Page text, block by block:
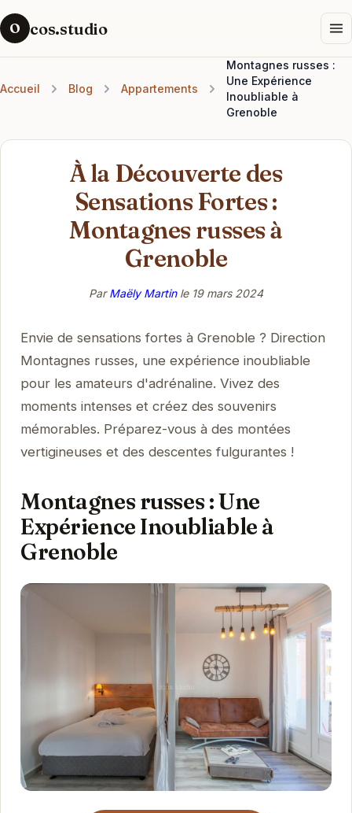
O cos.studio
Accueil Blog Appartements
Montagnes russes :
Une Expérience
Inoubliable à
Grenoble
À la Découverte des
Sensations Fortes :
Montagnes russes à
Grenoble
ParMaëly Martinle 19 mars 2024
Envie de sensations fortes à Grenoble ? Direction
Montagnes russes, une expérience inoubliable
pour les amateurs d'adrénaline. Vivez des
moments intenses et créez des souvenirs
mémorables. Préparez-vous à des montées
vertigineuses et des descentes fulgurantes !
Montagnes russes : Une
Expérience Inoubliable à
Grenoble